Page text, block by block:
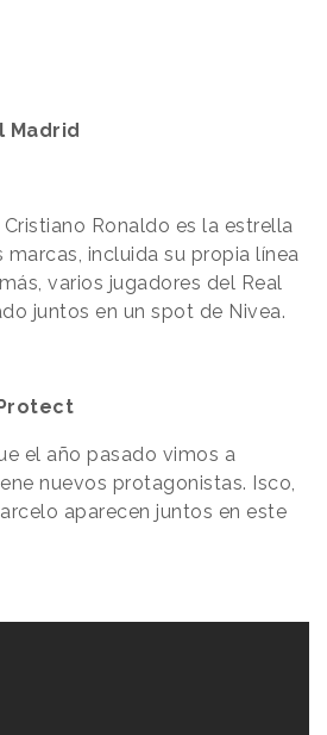
Madrid
Ronaldo es la estrella
incluida su propia línea
varios jugadores del Real
juntos en un spot de Nivea.
el año pasado vimos a
nuevos protagonistas. Isco,
aparecen juntos en este